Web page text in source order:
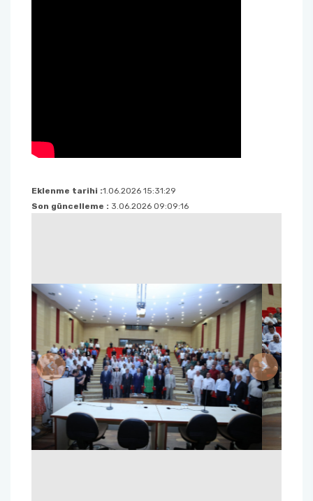
Eklenme tarihi :1.06.2026 15:31:29
Son güncelleme : 3.06.2026 09:09:16
Previous Next